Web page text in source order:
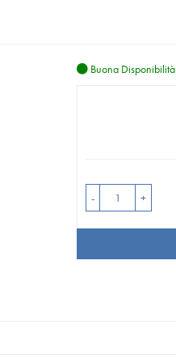
Buona Disponibilità
- +